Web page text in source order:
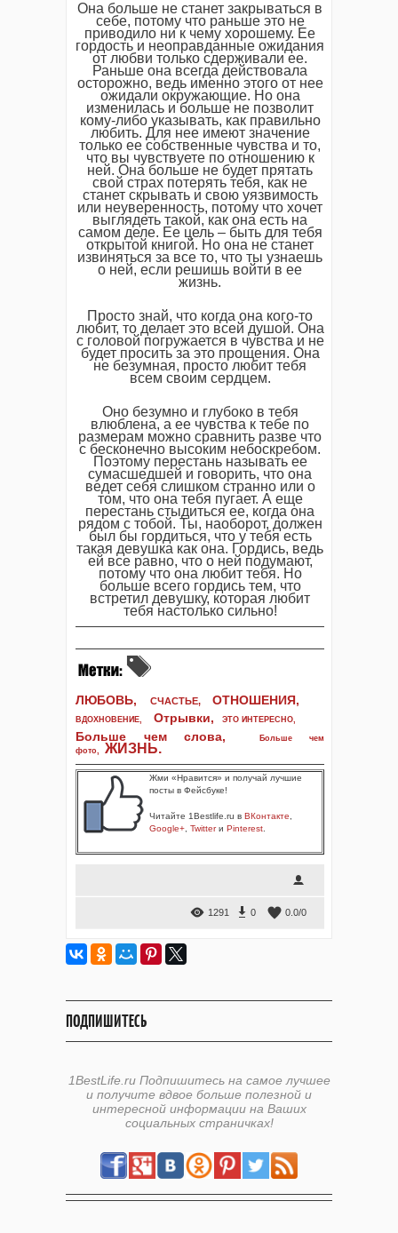
Она больше не станет закрываться в
себе, потому что раньше это не
приводило ни к чему хорошему. Ее
гордость и неоправданные ожидания
от любви только сдерживали ее.
Раньше она всегда действовала
осторожно, ведь именно этого от нее
ожидали окружающие. Но она
изменилась и больше не позволит
кому-либо указывать, как правильно
любить. Для нее имеют значение
только ее собственные чувства и то,
что вы чувствуете по отношению к
ней. Она больше не будет прятать
свой страх потерять тебя, как не
станет скрывать и свою уязвимость
или неуверенность, потому что хочет
выглядеть такой, как она есть на
самом деле. Ее цель – быть для тебя
открытой книгой. Но она не станет
извиняться за все то, что ты узнаешь
о ней, если решишь войти в ее
жизнь.
Просто знай, что когда она кого-то
любит, то делает это всей душой. Она
с головой погружается в чувства и не
будет просить за это прощения. Она
не безумная, просто любит тебя
всем своим сердцем.
Оно безумно и глубоко в тебя
влюблена, а ее чувства к тебе по
размерам можно сравнить разве что
с бесконечно высоким небоскребом.
Поэтому перестань называть ее
сумасшедшей и говорить, что она
ведет себя слишком странно или о
том, что она тебя пугает. А еще
перестань стыдиться ее, когда она
рядом с тобой. Ты, наоборот, должен
был бы гордиться, что у тебя есть
такая девушка как она. Гордись, ведь
ей все равно, что о ней подумают,
потому что она любит тебя. Но
больше всего гордись тем, что
встретил девушку, которая любит
тебя настолько сильно!
ЛЮБОВЬ, СЧАСТЬЕ, ОТНОШЕНИЯ,
ВДОХНОВЕНИЕ, Отрывки, ЭТО ИНТЕРЕСНО,
Больше чем слова,
Больше чем
фото, ЖИЗНЬ.
Жми «Нравится» и получай лучшие
посты в Фейсбуке!
Читайте 1Bestlife.ru в ВКонтакте
Google+ Twitterи Pinterest
1291 0 0.0/0
ПОДПИШИТЕСЬ
1BestLife.ru Подпишитесь на самое лучшее
и получите вдвое больше полезной и
интересной информации на Ваших
социальных страничках!